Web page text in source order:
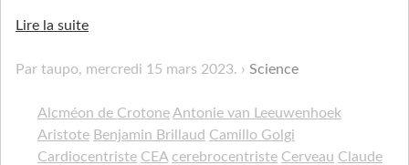
Lire la suite
Par taupo, mercredi 15 mars 2023. Science
Alcméon de Crotone Antonie van Leeuwenhoek
Aristote Benjamin Brillaud Camillo Golgi
Cardiocentriste CEA cerebrocentriste Cerveau Claude